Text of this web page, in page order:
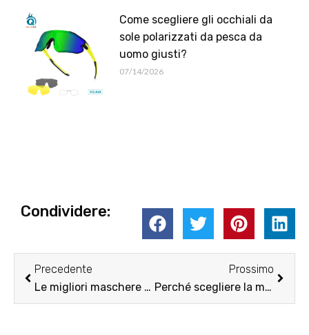
Come scegliere gli occhiali da
sole polarizzati da pesca da
uomo giusti?
07/14/2026
Condividere:
Prec
Precedente
Le migliori maschere da sci del 2025: una guida completa per gli appassionati di sci
Prossimo
Perché scegliere la maschera da sci da donna giusta è così importante?